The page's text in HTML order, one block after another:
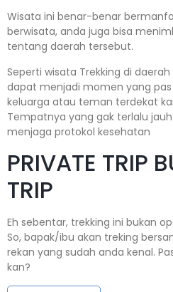
Wisata ini benar-benar
berwisata, anda juga bisa
tentang daerah tersebut.
Seperti wisata Trekking di daerah
dapat menjadi momen yang
keluarga atau teman terdekat
Tempatnya yang gak terlalu
menjaga protokol kesehatan
PRIVATE TRIP
TRIP
Eh sebentar, trekking ini bukan
So, bapak/ibu akan treking
rekan yang sudah anda kenal.
kan?